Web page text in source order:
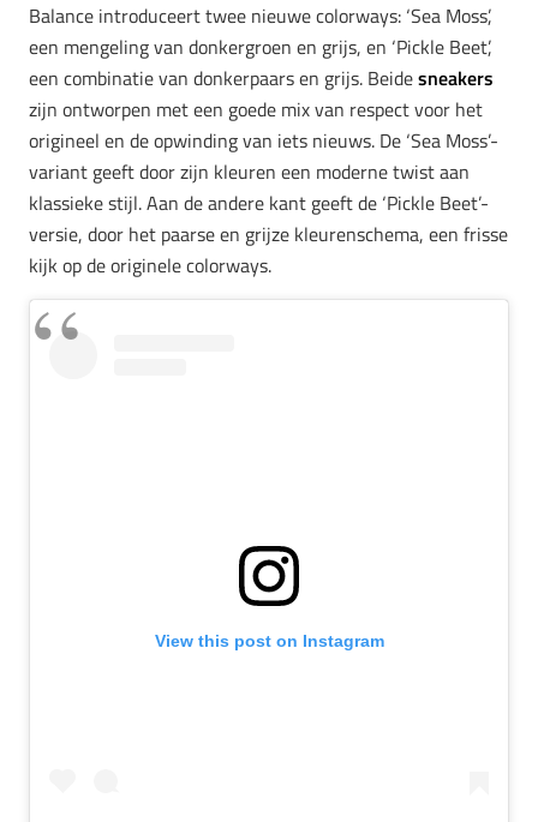
Balance introduceert twee nieuwe colorways: ‘Sea Moss’,
een mengeling van donkergroen en grijs, en ‘Pickle Beet’,
een combinatie van donkerpaars en grijs. Beidesneakers
zijn ontworpen met een goede mix van respect voor het
origineel en de opwinding van iets nieuws. De ‘Sea Moss’-
variant geeft door zijn kleuren een moderne twist aan
klassieke stijl. Aan de andere kant geeft de ‘Pickle Beet’-
versie, door het paarse en grijze kleurenschema, een frisse
kijk op de originele colorways.
View this post on Instagram